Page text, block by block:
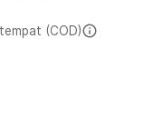
(COD)